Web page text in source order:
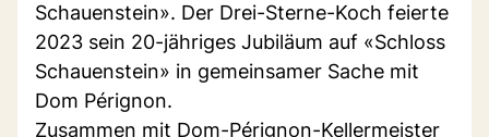
Schauenstein». Der Drei-Sterne-Koch feierte
2023 sein 20-jähriges Jubiläum auf «Schloss
Schauenstein» in gemeinsamer Sache mit
Dom Pérignon.
Zusammen mit Dom-Pérignon-Kellermeister